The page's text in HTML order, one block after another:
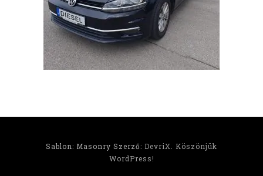
Sablon: Masonry Szerző: DevriX
Köszönjük
WordPress!